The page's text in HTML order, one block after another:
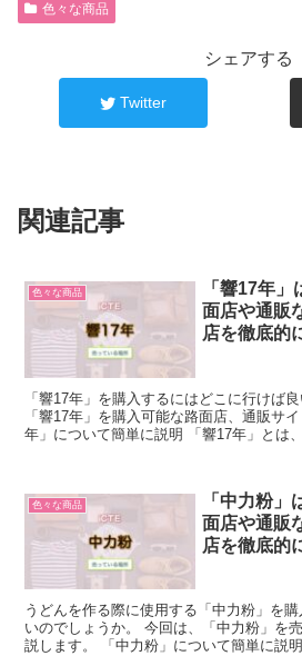
色々な商品
シェアする
Twitter
関連記事
色々な商品
「響17年
面店や通販
店を徹底的
「響17年」を購入するにはどこに行けば
「響17年」を購入可能な路面店、通販サ
年」について簡単に説明 「響17年」とは
色々な商品
「中力粉
面店や通販
店を徹底的
うどんを作る際に使用する「中力粉」を
いのでしょうか。 今回は、「中力粉」を
説します。 「中力粉」について簡単に説